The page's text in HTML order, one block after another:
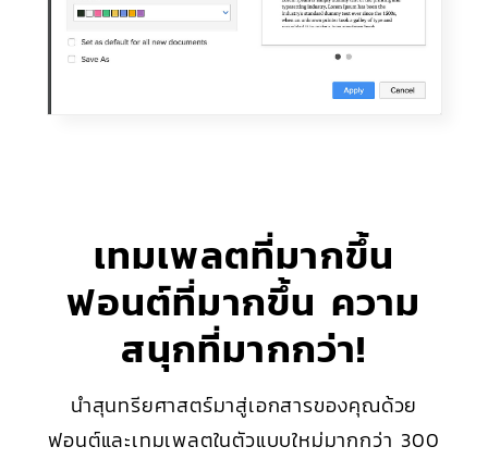
เทมเพลตที่มากขึ้น
ฟอนต์ที่มากขึ้น ความ
สนุกที่มากกว่า!
นำสุนทรียศาสตร์มาสู่เอกสารของคุณด้วย
ฟอนต์และเทมเพลตในตัวแบบใหม่มากกว่า 300